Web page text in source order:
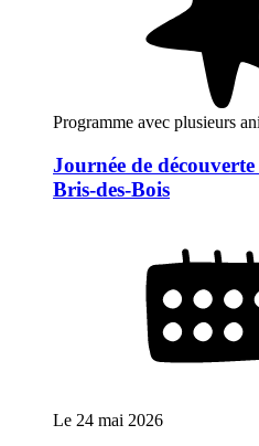
Programme avec plusieurs
Journée de
Bris-des-Bois
Le 24 mai 2026